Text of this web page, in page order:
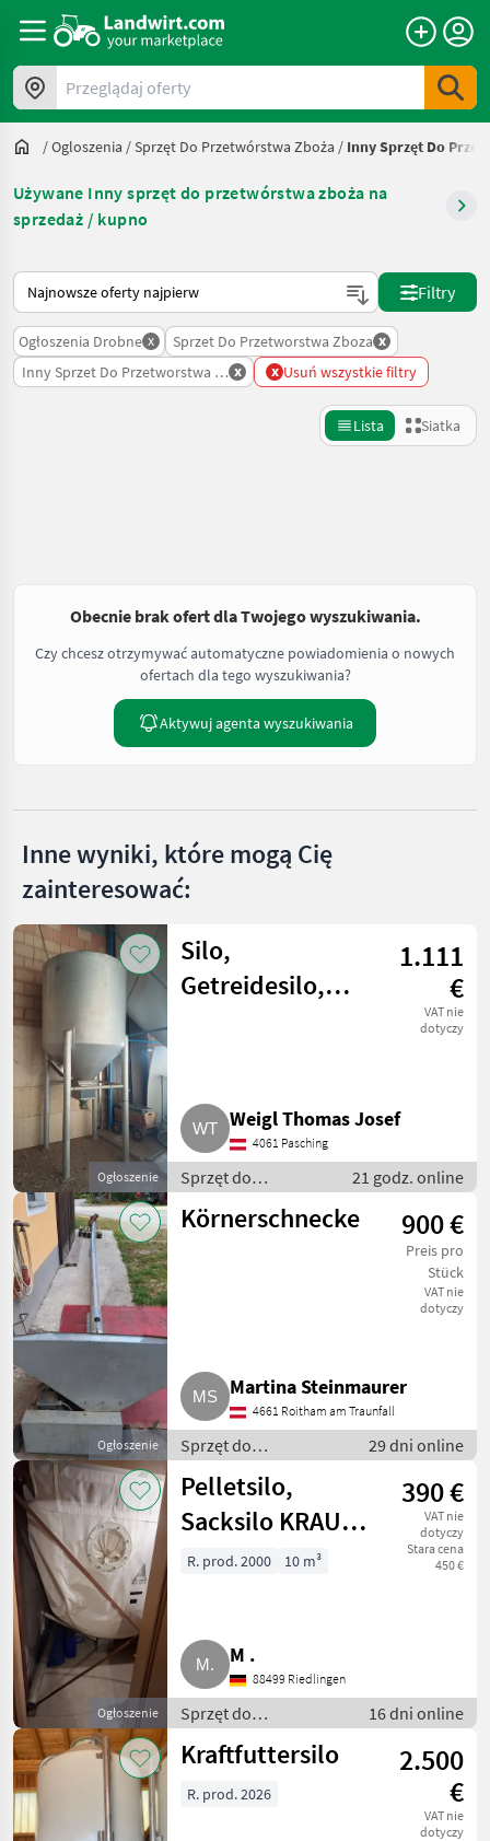
Przeglądaj oferty
/Ogloszenia /Sprzęt Do Przetwórstwa Zboża / Inny Sprzęt Do
Używane Inny sprzęt do przetwórstwa zboża na
sprzedaż / kupno
Tak sortuje się na Landwirt.com
Filtry
Ogłoszenia Drobne x Sprzet Do Przetworstwa Zboza x
Inny Sprzet Do Przetworstwa Zboza
x x Usuń wszystkie filtry
Lista Siatka
Obecnie brak ofert dla Twojego wyszukiwania.
Czy chcesz otrzymywać automatyczne powiadomienia o nowych
ofertach dla tego wyszukiwania?
Aktywuj agenta wyszukiwania
Inne wyniki, które mogą Cię
zainteresować:
Ogłoszenie
Silo,
Getreidesilo,
1.111
€
VAT nie
dotyczy
Weigl Thomas Josef
4061 Pasching
Sprzęt do
przetwórstwa zboża
/ Silosy zbożowe
21 godz. online
Ogłoszenie
Körnerschnecke 900 €
Preis pro
Stück
VAT nie
dotyczy
Martina Steinmaurer
4661 Roitham am Traunfall
Sprzęt do
przetwórstwa zboża /
Sprzęt do czyszczenia
zboża
29 dni online
Ogłoszenie
Pelletsilo,
Sacksilo KRAUSE
Walheim ca. 3,4 t
390 €
VAT nie
dotyczy
Stara cena
450 €
R. prod. 2000 10 m³
M .
88499 Riedlingen
Sprzęt do
przetwórstwa zboża /
Silosy zbożowe
16 dni online
Kraftfuttersilo
2.500
€
VAT nie
dotyczy
R. prod. 2026